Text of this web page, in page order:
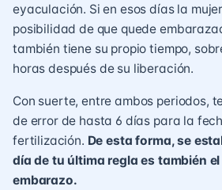
eyaculación. Si en esos días la
posibilidad de que quede
también tiene su propio tiempo,
horas después de su liberación.
Con suerte, entre ambos periodos,
de error de hasta 6 días para la
fertilización. De esta forma, se
día de tu última regla es también
embarazo.